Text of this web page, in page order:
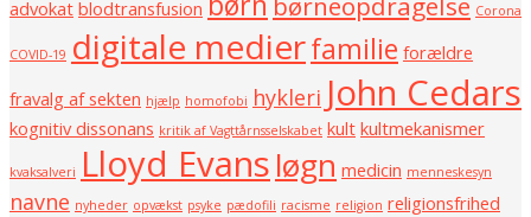
advokat blodtransfusion Corona
COVID-19 digitale medierfamilie forældre
fravalg af sekten hjælp homofobi hykleri John Cedars
kognitiv dissonans kritik af Vagttårnsselskabet kult kultmekanismer
kvaksalveri Lloyd Evansløgn medicin menneskesyn
navne nyheder opvækst psyke pædofili racisme religion religionsfrihed